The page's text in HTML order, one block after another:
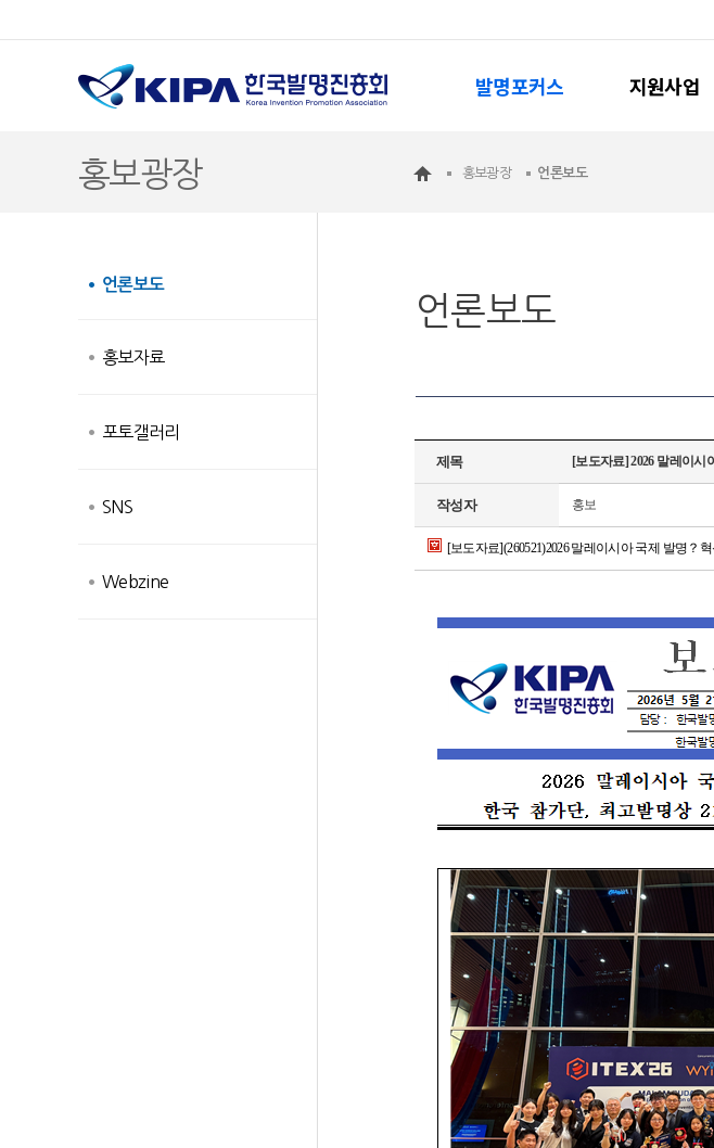
발명포커스 지원사업
홍보광장 홍보광장 언론보도
언론보도
홍보자료
포토갤러리
SNS
Webzine
언론보도
제목 [보도자료] 2026 말레이시
작성자 홍보
[보도자료](260521)2026 말레이시아 국제 발명？